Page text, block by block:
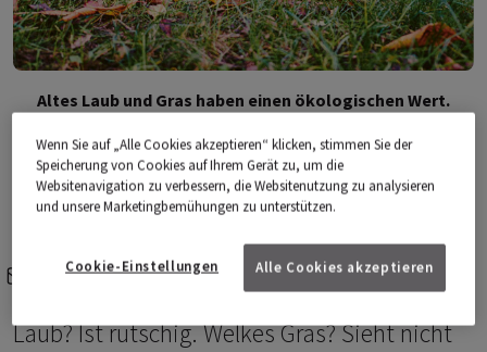
Altes Laub und Gras haben einen ökologischen Wert.
e-mailshare-icons
Laub? Ist rutschig. Welkes Gras? Sieht nicht
Wenn Sie auf „Alle Cookies akzeptieren“ klicken, stimmen Sie der
Speicherung von Cookies auf Ihrem Gerät zu, um die
Websitenavigation zu verbessern, die Websitenutzung zu analysieren
und unsere Marketingbemühungen zu unterstützen.
Alle Cookies akzeptieren
Cookie-Einstellungen